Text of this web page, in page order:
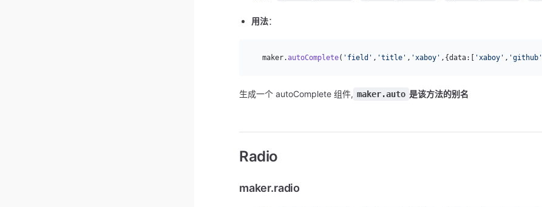
用法：
  maker.
autoComplete( 'field' , 'title' , 'xaboy' ,{data:[ 'xaboy' , 'github'
生成一个 autoComplete 组件, maker.auto 是该方法的别名
Radio
maker.radio